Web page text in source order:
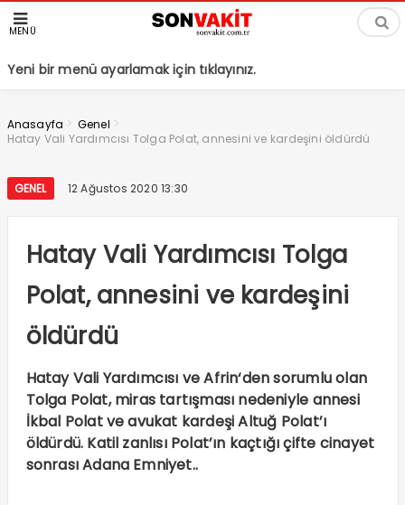
MENÜ
Yeni bir menü ayarlamak için tıklayınız.
Anasayfa > Genel >
Hatay Vali Yardımcısı Tolga Polat, annesini ve kardeşini öldürdü
GENEL 12 Ağustos 2020 13:30
Hatay Vali Yardımcısı Tolga
Polat, annesini ve kardeşini
öldürdü
Hatay Vali Yardımcısı ve Afrin‘den sorumlu olan
Tolga Polat, miras tartışması nedeniyle annesi
İkbal Polat ve avukat kardeşi Altuğ Polat’ı
öldürdü. Katil zanlısı Polat’ın kaçtığı çifte cinayet
sonrası Adana Emniyet..